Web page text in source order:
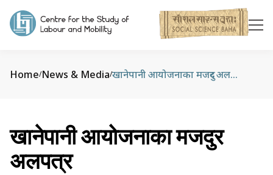
Home/News & Media/ खानेपानी आयोजनाका मजदुर अलपत्र
खानेपानी आयोजनाका मजदुर
अलपत्र